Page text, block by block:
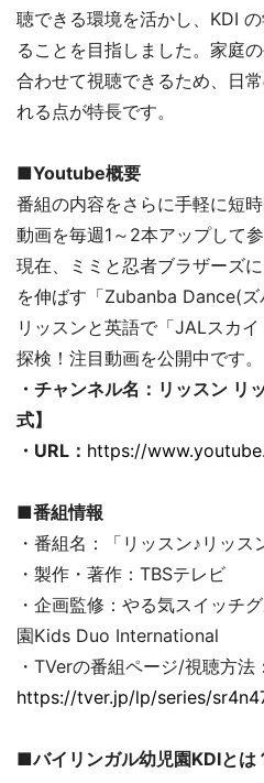
聴できる環境を活かし、KDI
ることを目指しました。家庭
合わせて視聴できるため、日
れる点が特長です。
■Youtube概要
番組の内容をさらに手軽に短
動画を毎週1～2本アップして参
現在、ミミと忍者ブラザーズ
を伸ばす「Zubanba Dance(
リッスンと英語で「JALスカ
探検！注目動画を公開中です。
・チャンネル名：リッスン リ
式】
・URL： https://
■番組情報
・番組名：「リッスン♪リッ
・製作・著作：TBSテレビ
・企画監修：やる気スイッチ
園Kids Duo International
・TVerの番組ページ/視聴方法：
https://tver.jp/lp/series/
■バイリンガル幼児園KDIとは